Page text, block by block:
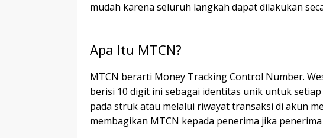
mudah karena seluruh langkah dapat dilakukan
Apa Itu MTCN?
MTCN berarti Money Tracking Control Number.
berisi 10 digit ini sebagai identitas unik untuk
pada struk atau melalui riwayat transaksi di akun
membagikan MTCN kepada penerima jika